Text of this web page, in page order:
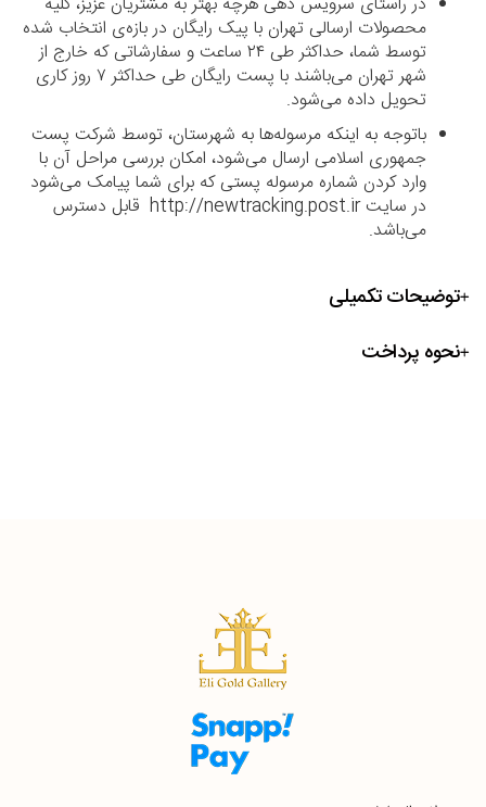
محصولات ارسالی تهران با پیک رایگان در بازه‌ی انتخاب شده
توسط شما، حداکثر طی ۲۴ ساعت و سفارشاتی که خارج از
شهر تهران می‌باشند با پست رایگان طی حداکثر ۷ روز کاری
تحویل داده می‌شود.
باتوجه به اینکه مرسوله‌ها به شهرستان، توسط شرکت پست
جمهوری اسلامی ارسال می‌شود، امکان بررسی مراحل آن با
وارد کردن شماره مرسوله پستی که برای شما پیامک می‌شود
در سایت http://newtracking.post.ir قابل دسترس
می‌باشد.
توضیحات تکمیلی
نحوه پرداخت